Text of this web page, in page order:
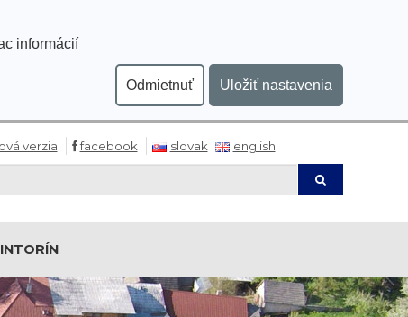
informácií
Odmietnuť Uložiť nastavenia
verzia facebook slovak english